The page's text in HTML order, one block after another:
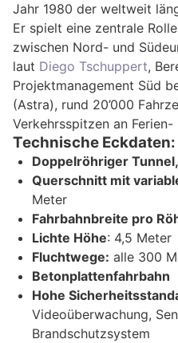
Jahr 1980 der weltweit
Er spielt eine zentrale
zwischen Nord- und
laut Diego Tschuppert,
Projektmanagement Süd
(Astra), rund 20’000
Verkehrsspitzen an Ferien-
Technische Eckdaten:
Doppelröhriger
Querschnitt mit
Meter
Fahrbahnbreite pro
Lichte Höhe: 4,5 Meter
Fluchtwege: alle 300
Betonplattenfahrbahn
Hohe
Videoüberwachung,
Brandschutzsystem